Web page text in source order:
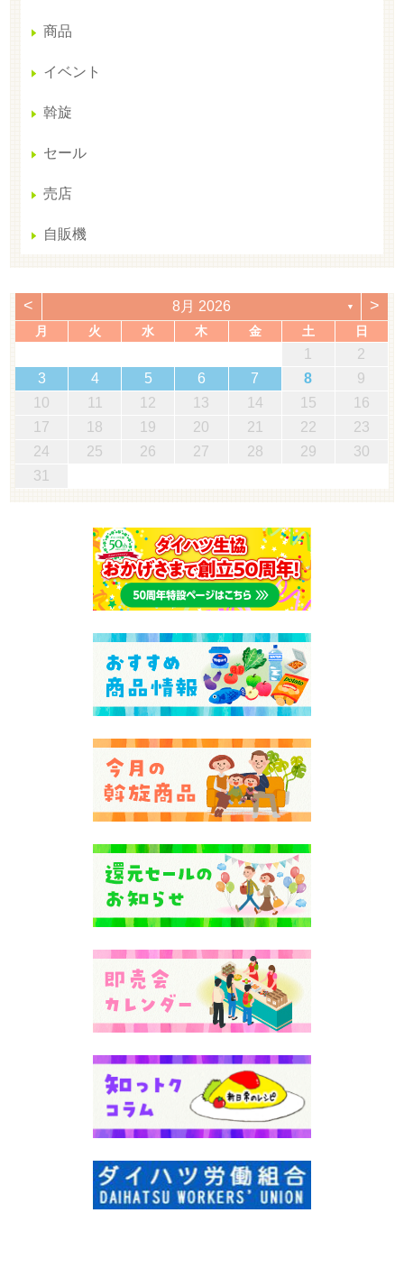
商品
イベント
斡旋
セール
売店
自販機
< 8月 2026 ▼ >
月 火 水 木 金 土 日
1
2
3
4 5 6 7 8
9
10
11 12 13 14 15
16
17
18 19 20 21 22
23
24
25 26 27 28 29
30
31